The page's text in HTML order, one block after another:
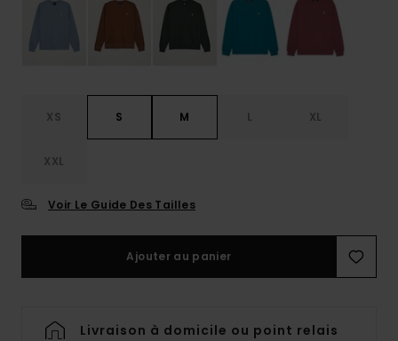
XS S M L XL
XXL
Voir Le Guide Des Tailles
Ajouter au panier
Livraison à domicile ou point relais